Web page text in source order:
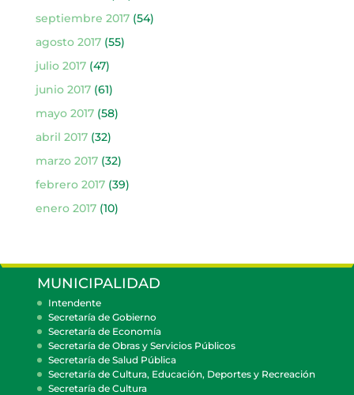
septiembre 2017(54)
agosto 2017(55)
julio 2017(47)
junio 2017(61)
mayo 2017(58)
abril 2017(32)
marzo 2017(32)
febrero 2017(39)
enero 2017(10)
MUNICIPALIDAD
Intendente
Secretaría de Gobierno
Secretaría de Economía
Secretaría de Obras y Servicios Públicos
Secretaría de Salud Pública
Secretaría de Cultura, Educación, Deportes y Recreación
Secretaría de Cultura